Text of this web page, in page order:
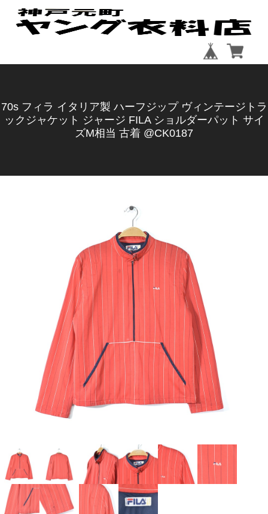
70s フィラ イタリア製 ハーフジップ ヴィンテージトラ
ックジャケット ジャージ FILA ショルダーパット サイ
ズM相当 古着 @CK0187